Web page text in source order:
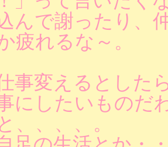
んで謝ったり、
疲れるな～。
事変えるとした
にしたいものだ
、、、、。